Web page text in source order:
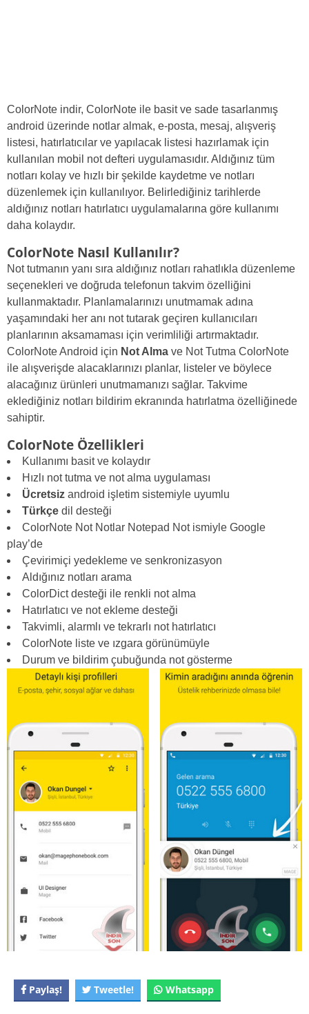
ColorNote indir, ColorNote ile basit ve sade tasarlanmış
android üzerinde notlar almak, e-posta, mesaj, alışveriş
listesi, hatırlatıcılar ve yapılacak listesi hazırlamak için
kullanılan mobil not defteri uygulamasıdır. Aldığınız tüm
notları kolay ve hızlı bir şekilde kaydetme ve notları
düzenlemek için kullanılıyor. Belirlediğiniz tarihlerde
aldığınız notları hatırlatıcı uygulamalarına göre kullanımı
daha kolaydır.
ColorNote Nasıl Kullanılır?
Not tutmanın yanı sıra aldığınız notları rahatlıkla düzenleme
seçenekleri ve doğruda telefonun takvim özelliğini
kullanmaktadır. Planlamalarınızı unutmamak adına
yaşamındaki her anı not tutarak geçiren kullanıcıları
planlarının aksamaması için verimliliği artırmaktadır.
ColorNote Android için Not Alma ve Not Tutma ColorNote
ile alışverişde alacaklarınızı planlar, listeler ve böylece
alacağınız ürünleri unutmamanızı sağlar. Takvime
eklediğiniz notları bildirim ekranında hatırlatma özelliğinede
sahiptir.
ColorNote Özellikleri
Kullanımı basit ve kolaydır
Hızlı not tutma ve not alma uygulaması
Ücretsiz android işletim sistemiyle uyumlu
Türkçe dil desteği
ColorNote Not Notlar Notepad Not ismiyle Google
play’de
Çevirimiçi yedekleme ve senkronizasyon
Aldığınız notları arama
ColorDict desteği ile renkli not alma
Hatırlatıcı ve not ekleme desteği
Takvimli, alarmlı ve tekrarlı not hatırlatıcı
ColorNote liste ve ızgara görünümüyle
Durum ve bildirim çubuğunda not gösterme
Paylaş! Tweetle! Whatsapp